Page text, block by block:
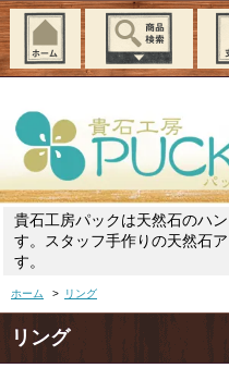
貴石工房パックは天然石のハ
す。スタッフ手作りの天然石
す。
ホーム > リング
リング